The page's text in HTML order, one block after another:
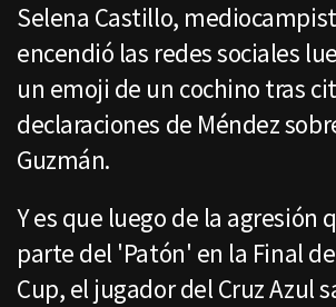
Selena Castillo,
encendió las redes sociales
un emoji de un cochino tras
declaraciones de Méndez
Guzmán.
Y es que luego de la agresión
parte del 'Patón' en la Final
Cup, el jugador del Cruz Azul